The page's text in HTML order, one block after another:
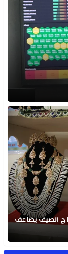
الصيف يضاعف